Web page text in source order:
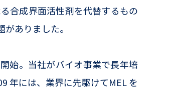
合成界面活性剤を代替するもの
ありました。
始。当社がバイオ事業で長年培
年には、業界に先駆けてMEL を